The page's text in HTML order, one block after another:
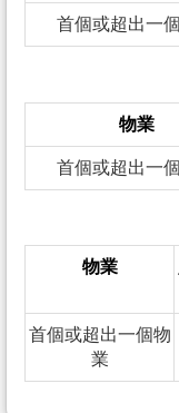
首個或超出一
物業
首個或超出一
物業
首個或超出一個物
業